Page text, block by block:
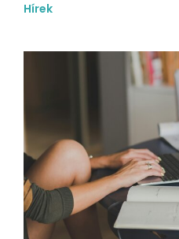
Hírek